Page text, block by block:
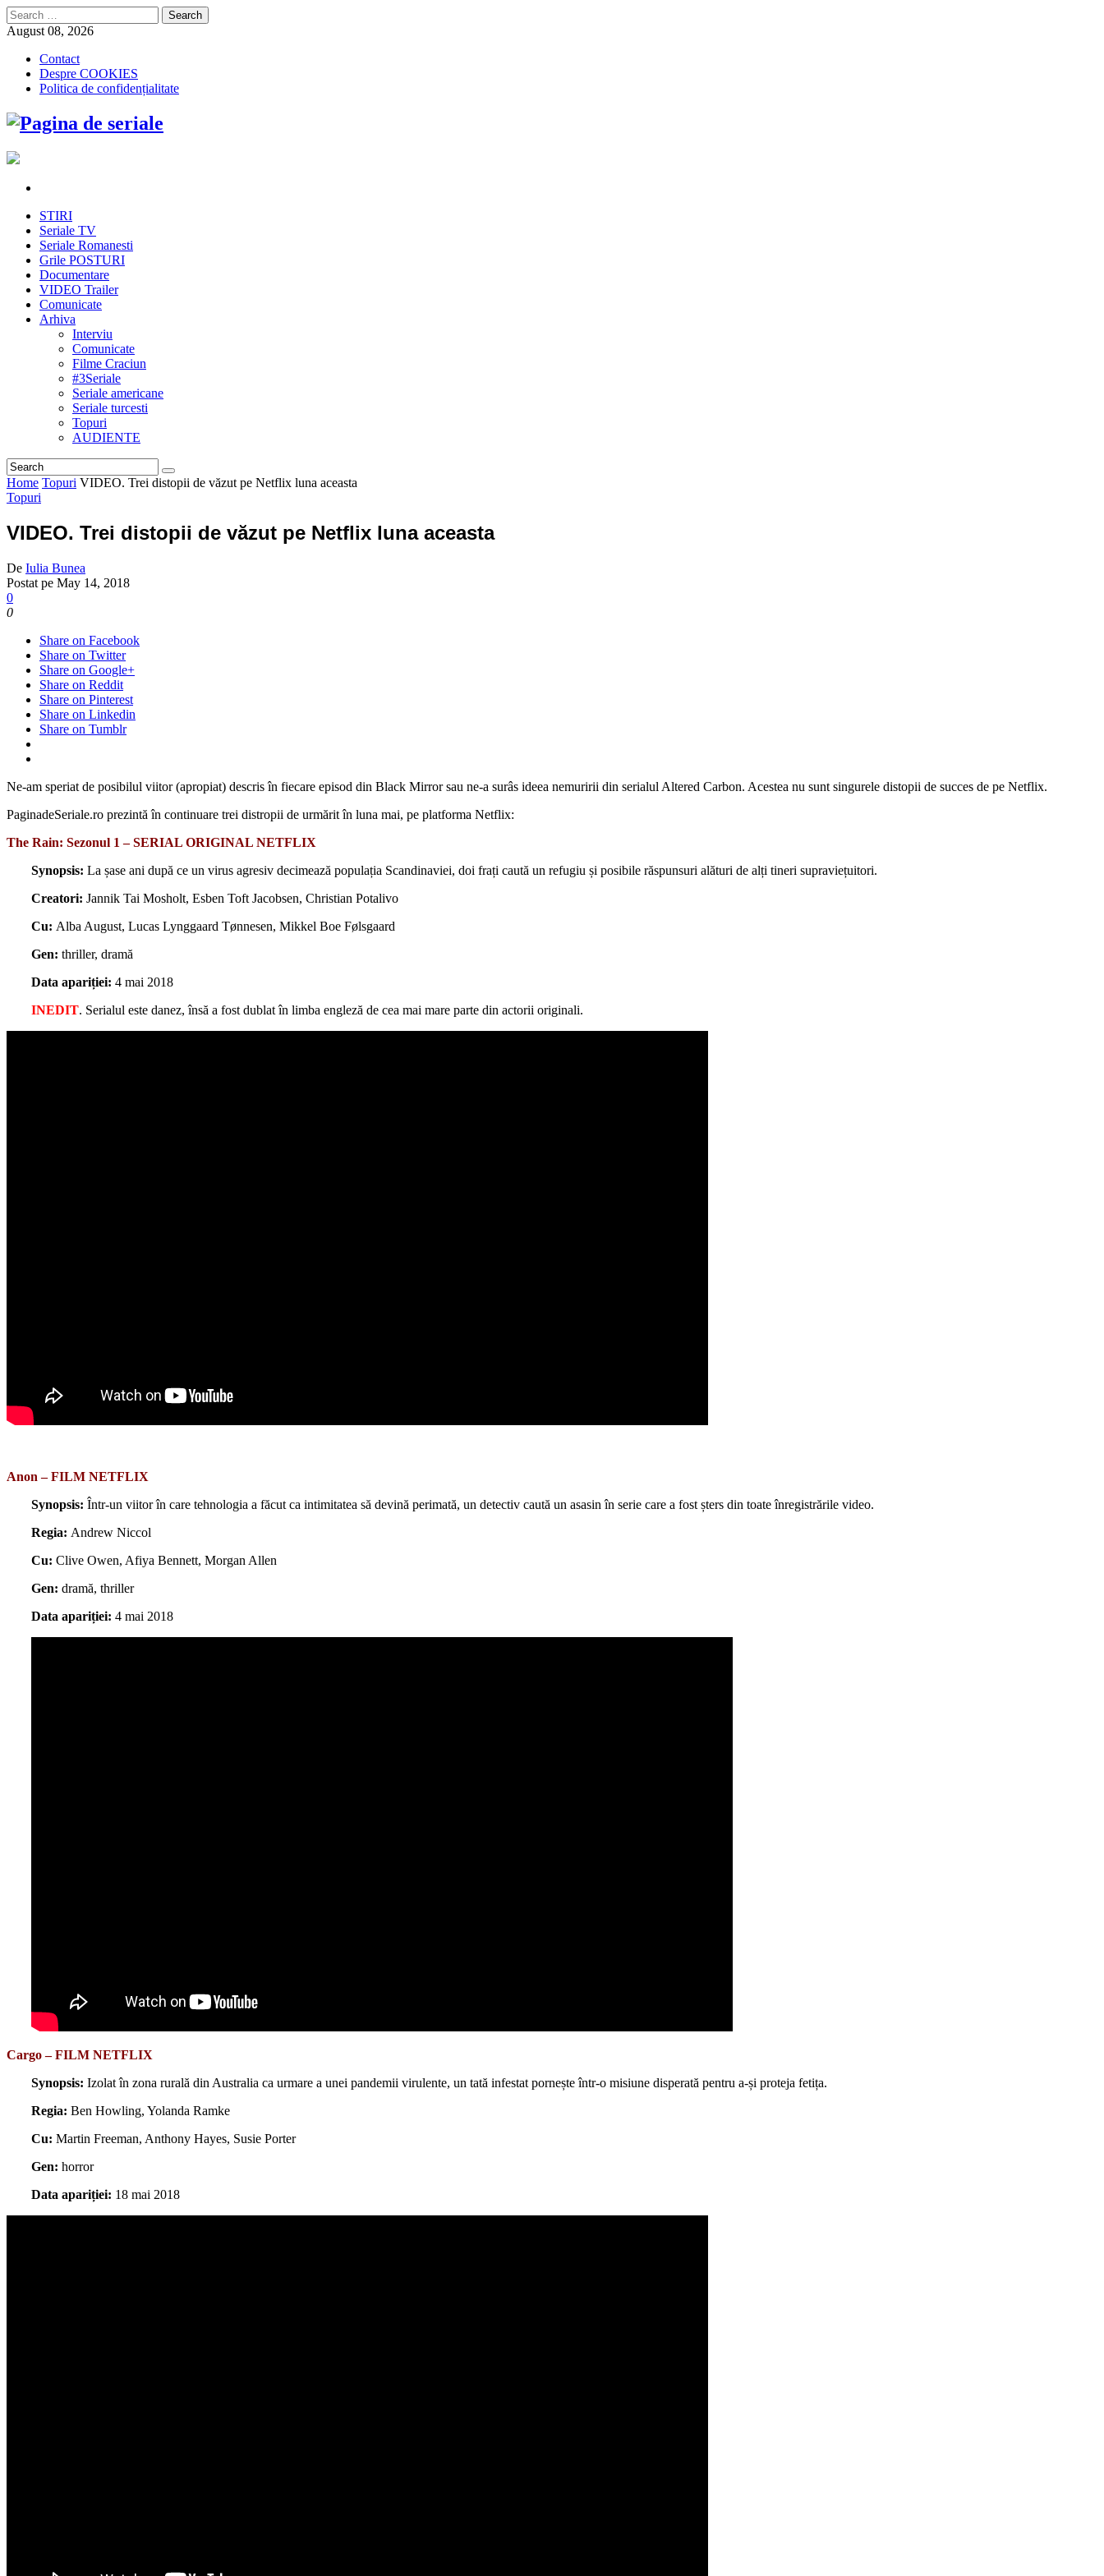
Search
for:
August 08, 2026
Contact
Despre COOKIES
Politica de confidențialitate
STIRI
Seriale TV
Seriale Romanesti
Grile POSTURI
Documentare
VIDEO Trailer
Comunicate
Arhiva
Interviu
Comunicate
Filme Craciun
#3Seriale
Seriale americane
Seriale turcesti
Topuri
AUDIENTE
Home Topuri VIDEO. Trei distopii de văzut pe Netflix luna aceasta
Topuri
VIDEO. Trei distopii de văzut pe Netflix luna aceasta
De Iulia Bunea
Postat pe May 14, 2018
0
0
Share on Facebook
Share on Twitter
Share on Google+
Share on Reddit
Share on Pinterest
Share on Linkedin
Share on Tumblr
Ne-am speriat de posibilul viitor (apropiat) descris în fiecare episod din Black Mirror sau ne-a surâs ideea nemuririi din serialul Altered Carbon. Acestea nu sunt singurele distopii de succes de pe Netflix.
PaginadeSeriale.ro prezintă în continuare trei distropii de urmărit în luna mai, pe platforma Netflix:
The Rain: Sezonul 1 – SERIAL ORIGINAL NETFLIX
Synopsis: La șase ani după ce un virus agresiv decimează populația Scandinaviei, doi frați caută un refugiu și posibile răspunsuri alături de alți tineri supraviețuitori.
Creatori: Jannik Tai Mosholt, Esben Toft Jacobsen, Christian Potalivo
Cu: Alba August, Lucas Lynggaard Tønnesen, Mikkel Boe Følsgaard
Gen: thriller, dramă
Data apariției: 4 mai 2018
INEDIT. Serialul este danez, însă a fost dublat în limba engleză de cea mai mare parte din actorii originali.
Anon – FILM NETFLIX
Synopsis: Într-un viitor în care tehnologia a făcut ca intimitatea să devină perimată, un detectiv caută un asasin în serie care a fost șters din toate înregistrările video.
Regia: Andrew Niccol
Cu: Clive Owen, Afiya Bennett, Morgan Allen
Gen: dramă, thriller
Data apariției: 4 mai 2018
Cargo – FILM NETFLIX
Synopsis: Izolat în zona rurală din Australia ca urmare a unei pandemii virulente, un tată infestat pornește într-o misiune disperată pentru a-și proteja fetița.
Regia: Ben Howling, Yolanda Ramke
Cu: Martin Freeman, Anthony Hayes, Susie Porter
Gen: horror
Data apariției: 18 mai 2018